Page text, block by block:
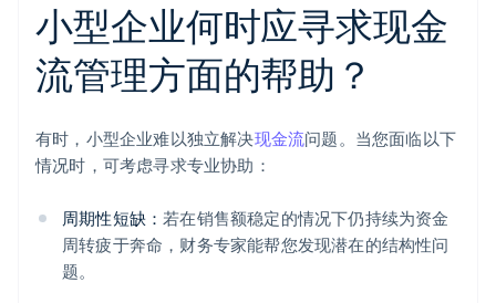
小型企业何时应寻求现金
流管理方面的帮助？
有时，小型企业难以独立解决现金流问题。当您面临以下
情况时，可考虑寻求专业协助：
周期性短缺：若在销售额稳定的情况下仍持续为资金
周转疲于奔命，财务专家能帮您发现潜在的结构性问
题。